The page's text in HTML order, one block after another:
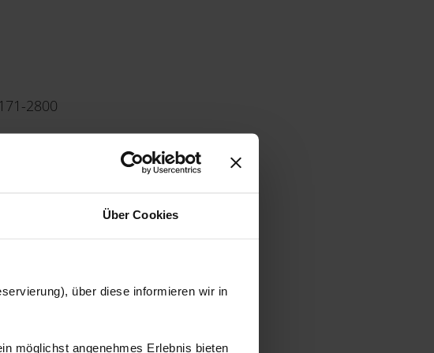
Über Cookies
über diese informieren wir in
möglichst angenehmes Erlebnis bieten
2800
Uhr